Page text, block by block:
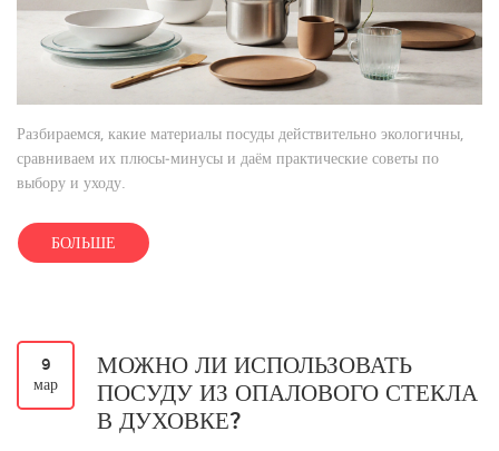
Разбираемся, какие материалы посуды действительно экологичны,
сравниваем их плюсы‑минусы и даём практические советы по
выбору и уходу.
БОЛЬШЕ
9
мар
МОЖНО ЛИ ИСПОЛЬЗОВАТЬ
ПОСУДУ ИЗ ОПАЛОВОГО СТЕКЛА
В ДУХОВКЕ?